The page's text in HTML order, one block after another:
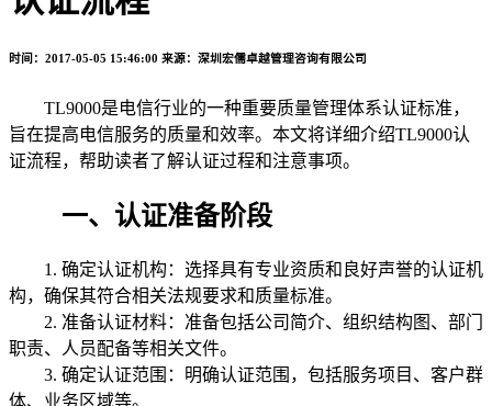
时间：2017-05-05 15:46:00 来源：深圳宏儒卓越管理咨询有限公司
TL9000是电信行业的一种重要质量管理体系认证标准，
旨在提高电信服务的质量和效率。本文将详细介绍TL9000认
证流程，帮助读者了解认证过程和注意事项。
一、认证准备阶段
1. 确定认证机构：选择具有专业资质和良好声誉的认证机
构，确保其符合相关法规要求和质量标准。
2. 准备认证材料：准备包括公司简介、组织结构图、部门
职责、人员配备等相关文件。
3. 确定认证范围：明确认证范围，包括服务项目、客户群
体、业务区域等。